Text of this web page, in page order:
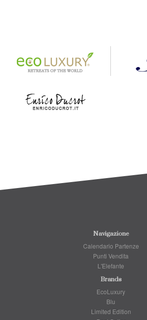
Navigazione
Calendario Partenze
Punti Vendita
L'Elefante
Brands
EcoLuxury
Blu
Limited Edition